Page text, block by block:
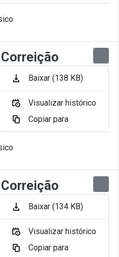
nº 010-2024
Meses por Juliana
nº 009-2024
Meses por Juliana
Baixar (138 KB)
Visualizar histórico
Copiar para
Baixar (134 KB)
Visualizar histórico
Copiar para